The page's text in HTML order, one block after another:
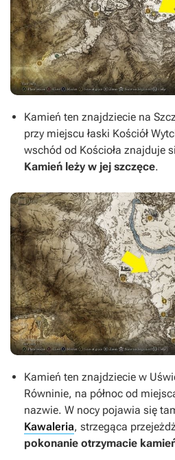
Kamień ten znajdziecie na
przy miejscu łaski Kościół
wschód od Kościoła znajduje
Kamień leży w jej szczęce.
Kamień ten znajdziecie w
Równinie, na północ od
nazwie. W nocy pojawia się
Kawaleria, strzegąca
pokonanie otrzymacie